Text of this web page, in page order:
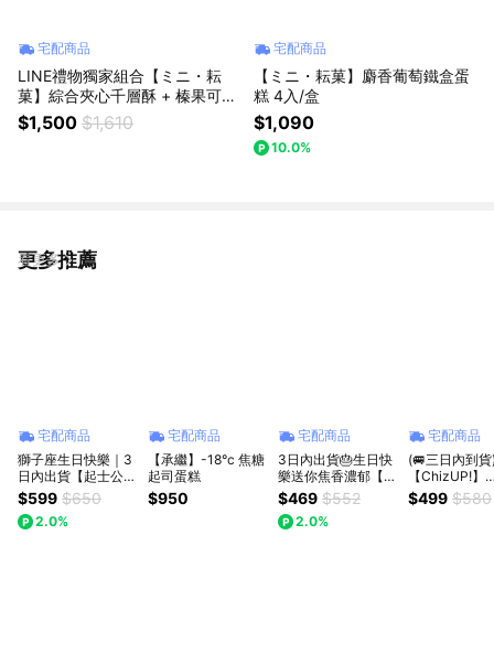
宅配商品
LINE禮物獨家組合【ミニ・耘
菓】綜合夾心千層酥 + 榛果可可
小花餅 各x1盒
$1,500 $1,610
宅配商品
【ミニ・耘菓】麝香葡萄鐵盒蛋
糕 4入/盒
$1,090
10.0%
更多推薦
看更多
宅配商品
獅子座生日快樂｜3
日內出貨【起士公
爵】〔星座〕輕乳酪
生日蛋糕(6吋)(獅子
座蛋糕、蛋糕、星座
$599 $650
2.0%
宅配商品
【承繼】-18°c 焦糖
起司蛋糕
$950
宅配商品
3日內出貨🎂生日快
樂送你焦香濃郁【奧
瑪烘焙】北海道重乳
巴斯克蛋糕(4吋) 多
口味任選 杜拜巧克
$469 $552
2.0%
宅配商品
(🚐三日內到
【ChizUP!】
【BABY日曆
專屬日期
$499 $580